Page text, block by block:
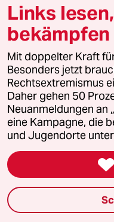
Nord
Wahrheit
Themen
Bergsteigen
USA unter Trump
Links
bekämpfen
Mit doppelter Kraft
Besonders jetzt
Rechtsextremismus
Daher gehen 50
Neuanmeldungen an
eine Kampagne, die
und Jugendorte
